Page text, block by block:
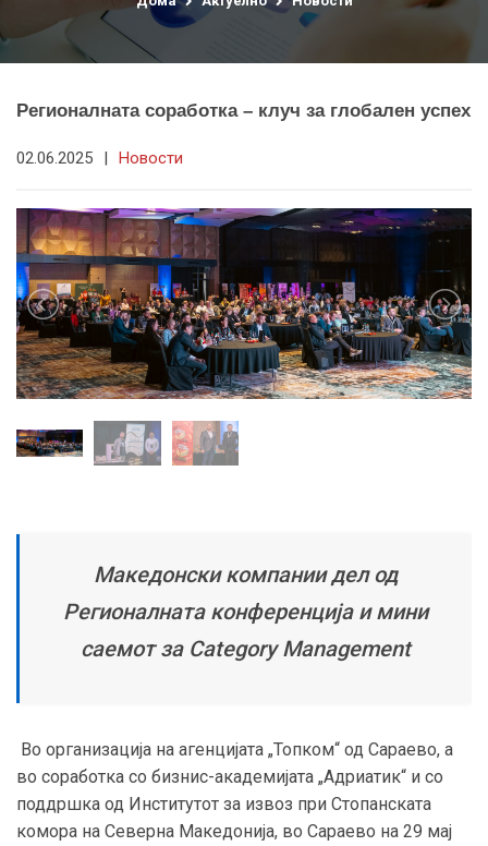
Регионалната соработка – клуч за глобален успех
02.06.2025 | Новости
Македонски компании дел од
Регионалната конференција и мини
саемот за Category Management
Во организација на агенцијата „Топком“ од Сараево, а
во соработка со бизнис-академијата „Адриатик“ и со
поддршка од Институтот за извоз при Стопанската
комора на Северна Македонија, во Сараево на 29 мај